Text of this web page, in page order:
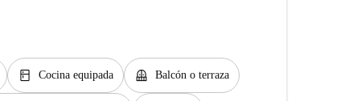
kitchen Cocina equipada balcony Balcón o terraza